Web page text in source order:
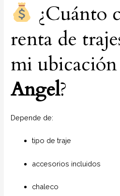
¿Cuánto
renta de
mi
Angel?
Depende de:
tipo de traje
accesorios incluidos
chaleco